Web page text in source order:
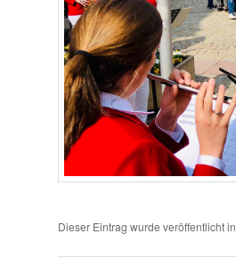
Dieser Eintrag wurde veröffentlicht in